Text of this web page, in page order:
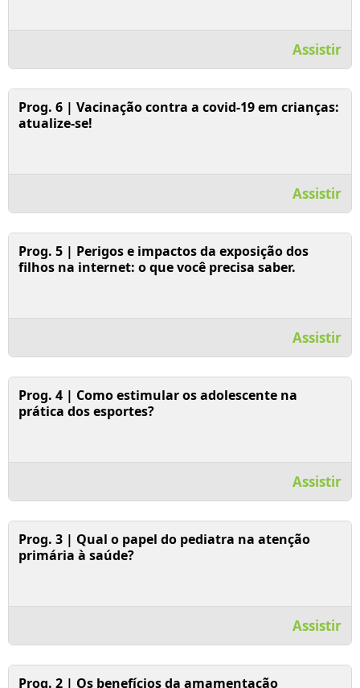
Assistir
Prog. 6 | Vacinação contra a covid-19 em crianças:
atualize-se!
Assistir
Prog. 5 | Perigos e impactos da exposição dos
filhos na internet: o que você precisa saber.
Assistir
Prog. 4 | Como estimular os adolescente na
prática dos esportes?
Assistir
Prog. 3 | Qual o papel do pediatra na atenção
primária à saúde?
Assistir
Prog. 2 | Os benefícios da amamentação